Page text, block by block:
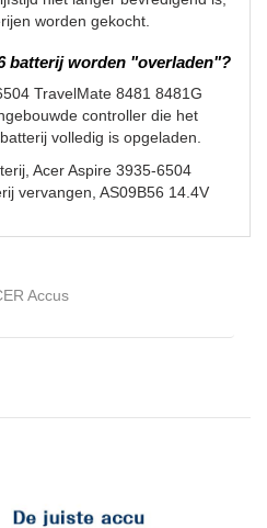
worden gekocht.
batterij worden "overladen"?
TravelMate 8481 8481G
controller die het
volledig is opgeladen.
Acer Aspire 3935-6504
vervangen, AS09B56 14.4V
Accus